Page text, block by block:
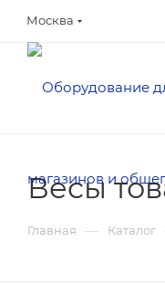
Москва
Весы
Главная — Каталог